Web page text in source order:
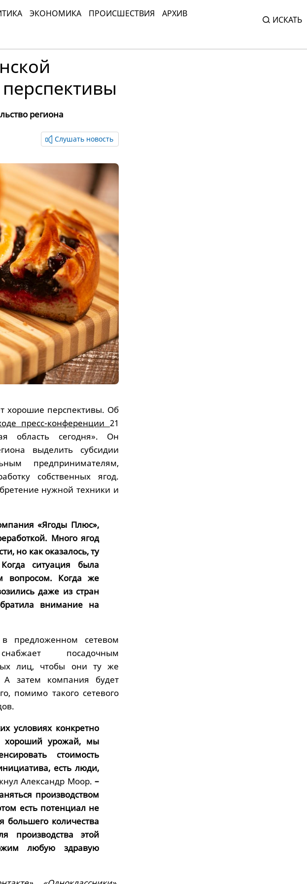
ЭКОНОМИКА ПРОИСШЕСТВИЯ
АРХИВ
ИСКАТЬ
региона
Слушать новость
хорошие перспективы. Об
пресс-конференции 21
область сегодня». Он
выделить субсидии
предпринимателям,
собственных ягод.
нужной техники и
«Ягоды Плюс»,
Много ягод
но как оказалось, ту
ситуация была
вопросом. Когда же
даже из стран
внимание на
предложенном сетевом
посадочным
лиц, чтобы они ту же
А затем компания будет
помимо такого сетевого
условиях конкретно
хороший урожай, мы
стоимость
есть люди,
Александр Моор.–
производством
есть потенциал не
большего количества
производства этой
любую здравую